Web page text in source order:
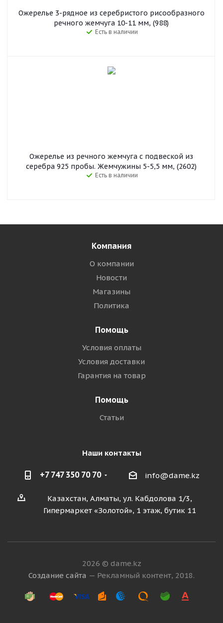
Ожерелье 3-рядное из серебристого рисообразного
речного жемчуга 10-11 мм, (988)
Есть в наличии
Ожерелье из речного жемчуга с подвеской из
серебра 925 пробы. Жемчужины 5-5,5 мм, (2602)
Есть в наличии
Компания
О компании
Новости
Магазины
Политика
Помощь
Условия оплаты
Условия доставки
Гарантия на товар
Помощь
Статьи
Наши контакты
+7 747 350 70 70 info@dame.kz
Казахстан, Алматы, ул. Кабдолова 1/3,
Гипермаркет «Золотой», 1 этаж, бутик 11
2026 © dame.kz
Создание сайта — Рекламный контент, 2018.